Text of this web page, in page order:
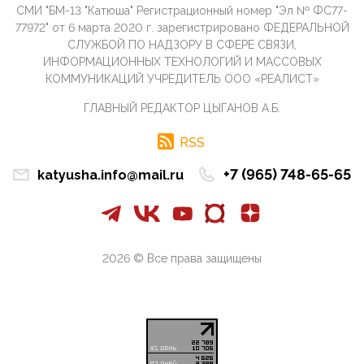
09:40, 10 Апреля 2026
Честно говоря, ситуация с продвижением через
российские крупнейшие СМИ персоны Эррола
Маска (отца Ил...
Те, кто стоят за массовым завозом в Россию
Благодаря знакомым, стали известны подробности
захватил "малое небо" на украинском ТВД.
В Национальной системе платежных карт (НСПК)
заботливо уточниили, что ИНН при переводах по
СМИ "БМ-13 "Катюша" Регистрационный номер "Эл № ФС77-
77972" от 6 марта 2020 г. зарегистрировано ФЕДЕРАЛЬНОЙ
СЛУЖБОЙ ПО НАДЗОРУ В СФЕРЕ СВЯЗИ,
ИНФОРМАЦИОННЫХ ТЕХНОЛОГИЙ И МАССОВЫХ
КОММУНИКАЦИЙ УЧРЕДИТЕЛЬ ООО «РЕАЛИСТ»
ГЛАВНЫЙ РЕДАКТОР ЦЫГАНОВ А.Б.
RSS
katyusha.info@mail.ru +7 (965) 748-65-65
2026 © Все права защищены